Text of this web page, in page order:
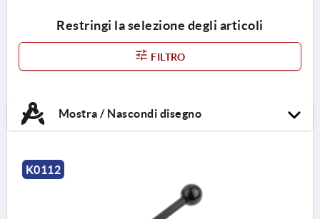
Restringi la selezione degli articoli
FILTRO
Mostra / Nascondi disegno
K0112